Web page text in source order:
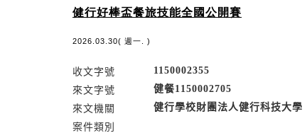
健行好棒盃餐旅技能全國公開賽
2026.03.30( 週一. )
收文字號 1150002355
來文字號
健餐1150002705
來文機關
健行學校財團法人健行科技大學
案件類別